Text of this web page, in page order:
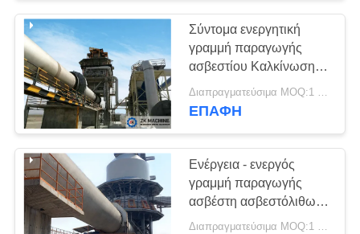
ασβεστίου
Σύντομα ενεργητική
γραμμή παραγωγής
ασβεστίου Καλκίνωση
Διαδικασία
Απομάκρυνση
παραγωγή
Διαπραγματεύσιμα MOQ:1 σύνολο
ΕΠΑΦΉ
Ενέργεια - ενεργός
γραμμή παραγωγής
ασβέστη ασβεστόλιθων
800TPD αποταμίευσης
Διαπραγματεύσιμα MOQ:1 σύνολο